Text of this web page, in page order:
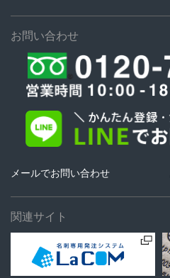
お問い合わせ
メールでお問い合わせ
関連サイト